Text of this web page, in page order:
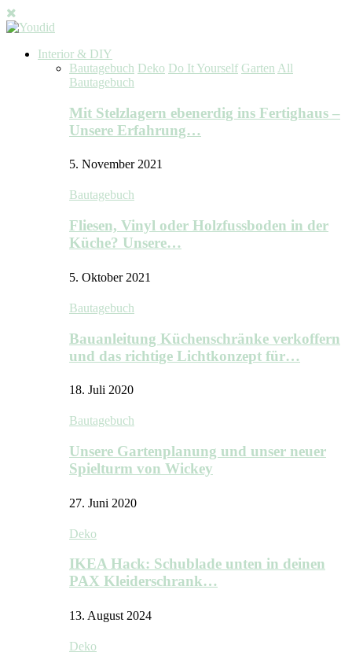
Interior & DIY
Bautagebuch Deko Do It Yourself Garten All
Bautagebuch
Mit Stelzlagern ebenerdig ins Fertighaus –
Unsere Erfahrung…
5. November 2021
Bautagebuch
Fliesen, Vinyl oder Holzfussboden in der
Küche? Unsere…
5. Oktober 2021
Bautagebuch
Bauanleitung Küchenschränke verkoffern
und das richtige Lichtkonzept für…
18. Juli 2020
Bautagebuch
Unsere Gartenplanung und unser neuer
Spielturm von Wickey
27. Juni 2020
Deko
IKEA Hack: Schublade unten in deinen
PAX Kleiderschrank…
13. August 2024
Deko